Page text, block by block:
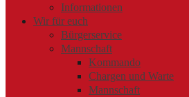
Informationen
Wir für euch
Bürgerservice
Mannschaft
Kommando
Chargen und Warte
Mannschaft